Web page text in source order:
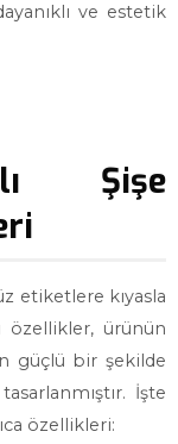
ve estetik
Şişe
etiketlere kıyasla
özellikler, ürünün
güçlü bir şekilde
İşte
özellikleri: